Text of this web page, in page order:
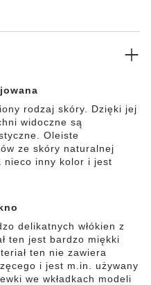
podeszwa zapewnia
odporną na
która zapewnia ochronę
certyfikat EN ISO
klasy ochrony S3.
rodzaj skóry. Dzięki jej
widoczne są
Oleiste
ze skóry naturalnej
nieco inny kolor i jest
delikatnych włókien z
ten jest bardzo miękki
ten nie zawiera
i jest m.in. używany
we wkładkach modeli